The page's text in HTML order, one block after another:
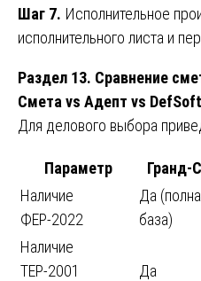
Шаг 7. Исполнительное
исполнительного листа и
Раздел 13. Сравнение
Смета vs Адепт vs
Для делового выбора
Параметр Гранд-
Наличие
ФЕР-2022
Да
база)
Наличие
ТЕР-2001
Да